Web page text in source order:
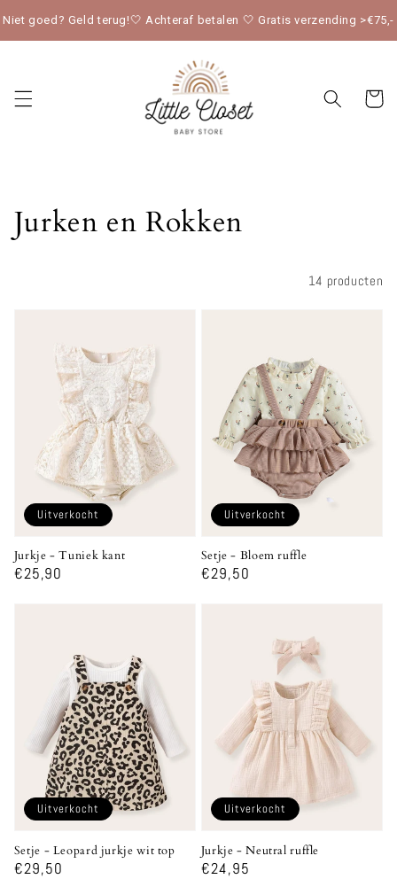
Niet goed? Geld terug!🤍 Achteraf betalen 🤍 Gratis verzending >€75,-
naar de
Collectie:
Jurken en Rokken
14 producten
Jurkje - Tuniek kant
Normale
€25,90
Uitverkocht
Setje - Bloem ruffle
Normale
€29,50
Uitverkocht
Setje - Leopard jurkje wit top
Normale
€29,50
Uitverkocht
Jurkje - Neutral ruffle
Normale
€24,95
Uitverkocht